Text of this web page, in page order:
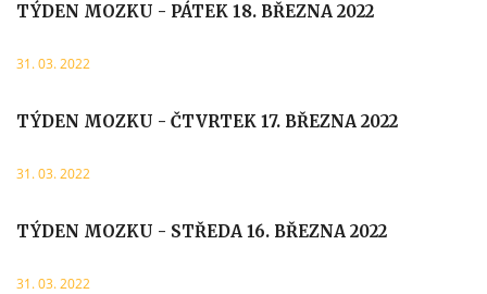
TÝDEN MOZKU - PÁTEK 18. BŘEZNA 2022
31. 03. 2022
TÝDEN MOZKU - ČTVRTEK 17. BŘEZNA 2022
31. 03. 2022
TÝDEN MOZKU - STŘEDA 16. BŘEZNA 2022
31. 03. 2022